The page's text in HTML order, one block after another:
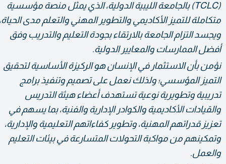
(TCLC) بالجامعة الليبية الدولية، الذي يمثل منصة مؤسسية
متكاملة للتميز الأكاديمي والتطوير المهني والتعلم مدى الحياة،
ويجسد التزام الجامعة بالارتقاء بجودة التعليم والتدريب وفق
أفضل الممارسات والمعايير الدولية.
نؤمن بأن الاستثمار في الإنسان هو الركيزة الأساسية لتحقيق
التميز المؤسسي؛ ولذلك نعمل على تصميم وتنفيذ برامج
تدريبية وتطويرية نوعية تستهدف أعضاء هيئة التدريس
والقيادات الأكاديمية والكوادر الإدارية والفنية، بما يسهم في
تعزيز قدراتهم المهنية، وتطوير كفاءاتهم التعليمية والإدارية،
وتمكينهم من مواكبة التحولات المتسارعة في بيئات التعليم
والعمل.